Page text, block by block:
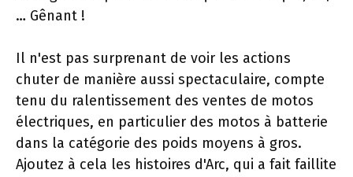
… Gênant !
Il n'est pas surprenant de voir les actions
chuter de manière aussi spectaculaire, compte
tenu du ralentissement des ventes de motos
électriques, en particulier des motos à batterie
dans la catégorie des poids moyens à gros.
Ajoutez à cela les histoires d'Arc, qui a fait faillite